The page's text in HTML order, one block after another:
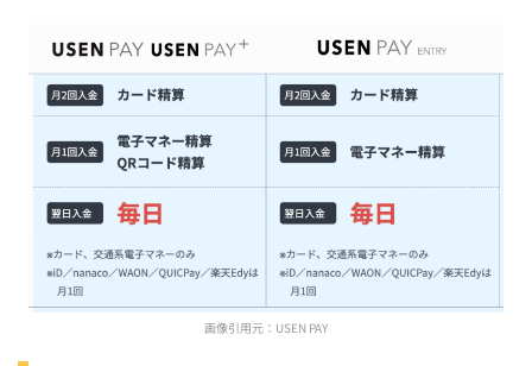
画像引用元： USEN PAY